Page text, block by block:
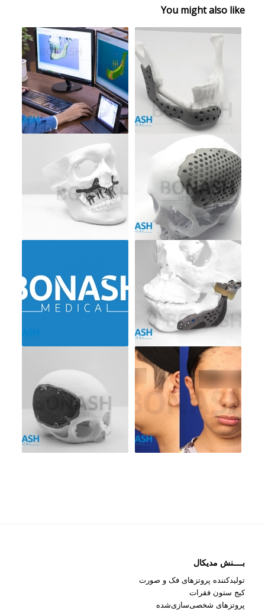
You might also like
بــــنش مدیکال
تولیدکننده پروتزهای فک و صورت
کیج ستون فقرات
پروتزهای شخصی‌سازی‌شده